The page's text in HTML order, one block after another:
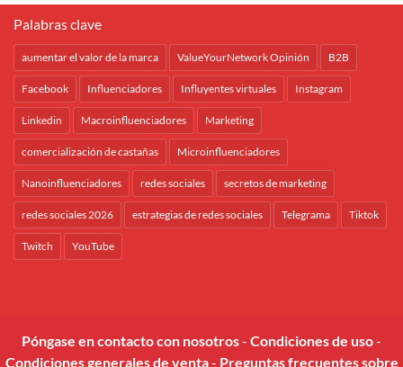
Palabras clave
aumentar el valor de la marca ValueYourNetwork Opinión B2B
Facebook Influenciadores Influyentes virtuales Instagram
Linkedin Macroinfluenciadores Marketing
comercialización de castañas Microinfluenciadores
Nanoinfluenciadores redes sociales secretos de marketing
redes sociales 2026 estrategias de redes sociales Telegrama Tiktok
Twitch YouTube
Póngase en contacto con nosotros- Condiciones de uso-
Condiciones generales de venta- Preguntas frecuentes sobre